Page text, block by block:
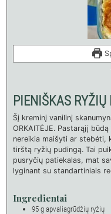
PIENIŠKAS
Šį kreminį vanilinį
ORKAITĖJE. Pastarąjį
nereikia maišyti ar stebėti,
tirštą ryžių pudingą. Tai
pusryčių patiekalas, mat
lyginant su standartiniais
Ingredientai
95 gapvaliagrūdžių ryžių